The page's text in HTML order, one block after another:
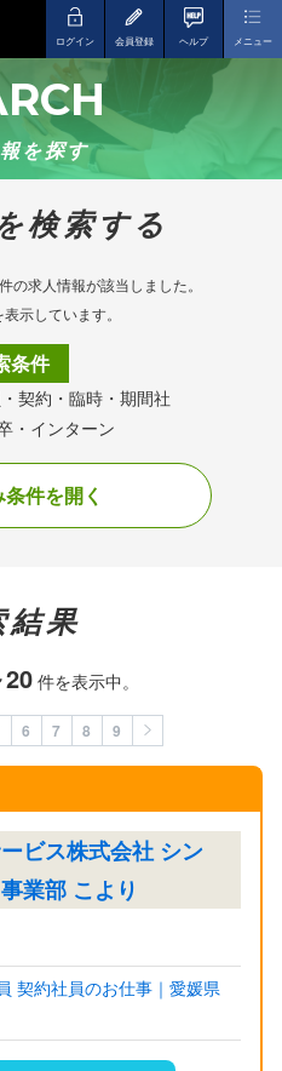
ログイン 会員登録 ヘルプ メニュー
を探す
検索する
件の求人情報が該当しました。
示しています。
条件
契約・臨時・期間社
・インターン
件を開く
結果
件を表示中。
6 7 8 9
ビス株式会社 シン
業部 こより
契約社員のお仕事｜愛媛県